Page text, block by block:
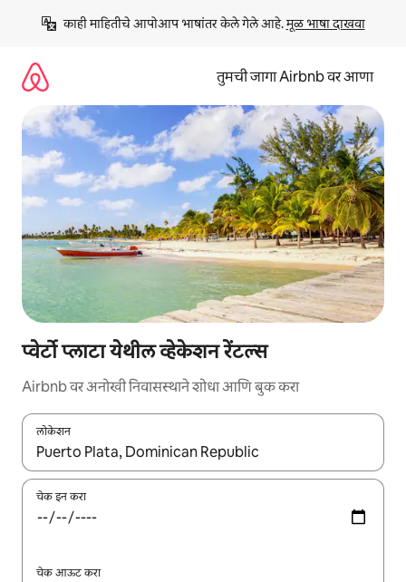
काही माहितीचे आपोआप भाषांतर केले गेले आहे. मूळ भाषा दाखवा
तुमची जागा Airbnb वर आणा
प्वेर्टो प्लाटा येथील व्हेकेशन रेंटल्स
Airbnb वर अनोखी निवासस्थाने शोधा आणि बुक करा
लोकेशन
जेव्हा परिणाम उपलब्ध असतील, तेव्हा वरच्या आणि खाली बाणांच्या किजसह
चेक इन करा
चेक आऊट करा